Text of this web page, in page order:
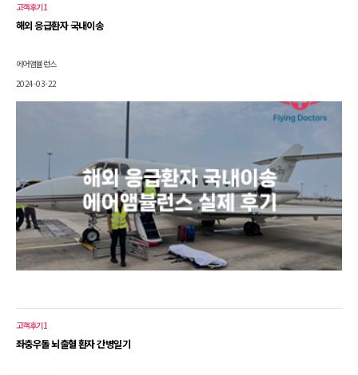
고객후기1
해외 응급환자 국내이송
에어앰뷸런스
2024-03-22
고객후기1
좌충우돌 뇌출혈 환자 간병일기